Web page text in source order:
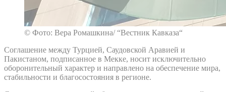
© Фото: Вера Ромашкина/ “Вестник Кавказа“
Соглашение между Турцией, Саудовской Аравией и
Пакистаном, подписанное в Мекке, носит исключительно
оборонительный характер и направлено на обеспечение мира,
стабильности и благосостояния в регионе.